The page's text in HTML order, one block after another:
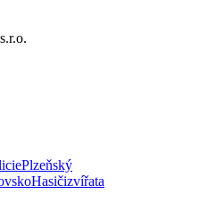
Plzeňský
Hasičizvířata